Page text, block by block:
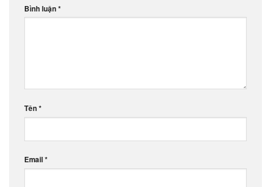
Bình luận*
Tên*
Email*